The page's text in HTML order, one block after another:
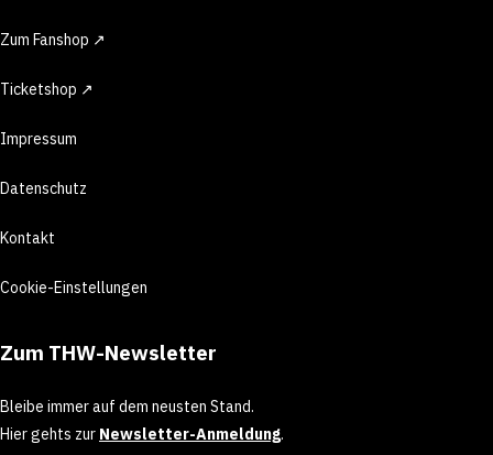
Zum Fanshop ↗
Ticketshop ↗
Impressum
Datenschutz
Kontakt
Cookie-Einstellungen
Zum THW-Newsletter
Bleibe immer auf dem neusten Stand.
Hier gehts zur Newsletter-Anmeldung.